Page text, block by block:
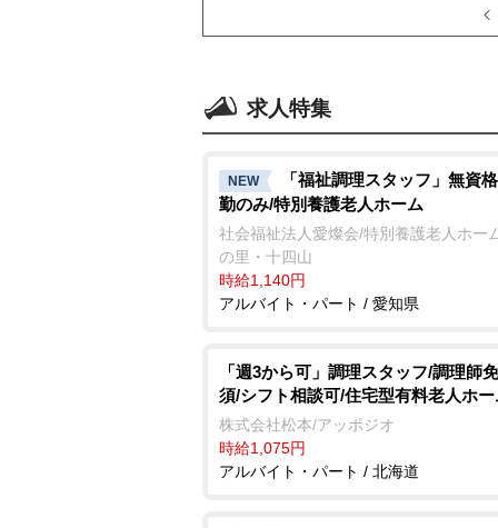
求人特集
NEW
「福祉調理スタッフ」無資
勤のみ/特別養護老人ホーム
社会福祉法人愛燦会/特別養護老人ホー
の里・十四山
時給1,140円
アルバイト・パート / 愛知県
「週3から可」調理スタッフ/調理師
須/シフト相談可/住宅型有料老人ホー
株式会社松本/アッポジオ
時給1,075円
アルバイト・パート / 北海道